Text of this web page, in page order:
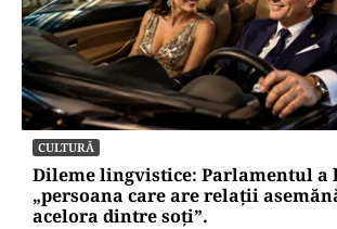
CULTURĂ
Dileme lingvistice: Parlamentul a
„persoana care are relații
acelora dintre soți”.